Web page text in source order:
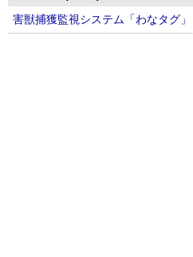
害獣捕獲監視システム「わなタグ」